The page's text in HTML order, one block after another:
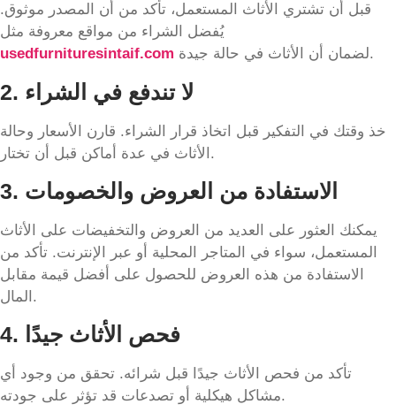
قبل أن تشتري الأثاث المستعمل، تأكد من أن المصدر موثوق.
يُفضل الشراء من مواقع معروفة مثل
usedfurnituresintaif.com
لضمان أن الأثاث في حالة جيدة.
2. لا تندفع في الشراء
خذ وقتك في التفكير قبل اتخاذ قرار الشراء. قارن الأسعار وحالة
الأثاث في عدة أماكن قبل أن تختار.
3. الاستفادة من العروض والخصومات
يمكنك العثور على العديد من العروض والتخفيضات على الأثاث
المستعمل، سواء في المتاجر المحلية أو عبر الإنترنت. تأكد من
الاستفادة من هذه العروض للحصول على أفضل قيمة مقابل
المال.
4. فحص الأثاث جيدًا
تأكد من فحص الأثاث جيدًا قبل شرائه. تحقق من وجود أي
مشاكل هيكلية أو تصدعات قد تؤثر على جودته.